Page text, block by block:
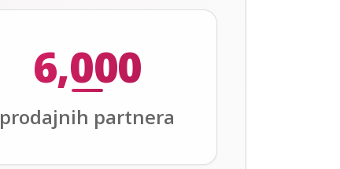
6,000
prodajnih partnera